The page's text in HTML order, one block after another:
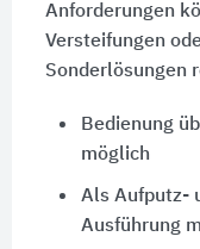
Anforderungen
Versteifungen
Sonderlösungen
Bedienung
möglich
Als Aufputz-
Ausführung